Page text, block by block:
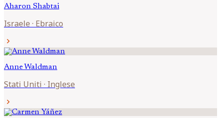
Aharon Shabtai
Israele · Ebraico
chevron_right
Anne Waldman
Stati Uniti · Inglese
chevron_right